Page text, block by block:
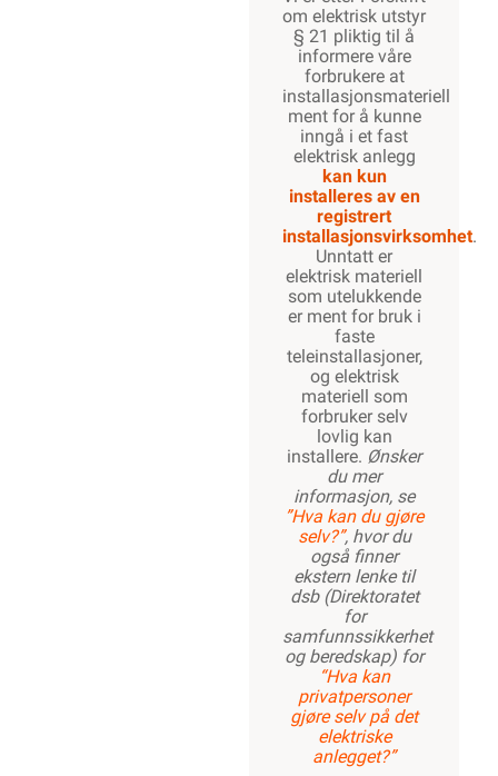
om elektrisk utstyr
§ 21 pliktig til å
informere våre
forbrukere at
installasjonsmateriell
ment for å kunne
inngå i et fast
elektrisk anlegg
kan kun
installeres av en
registrert
installasjonsvirksomhet.
Unntatt er
elektrisk materiell
som utelukkende
er ment for bruk i
faste
teleinstallasjoner,
og elektrisk
materiell som
forbruker selv
lovlig kan
installere. Ønsker
du mer
informasjon, se
”Hva kan du gjøre
selv?”, hvor du
også finner
ekstern lenke til
dsb (Direktoratet
for
samfunnssikkerhet
og beredskap) for
“Hva kan
privatpersoner
gjøre selv på det
elektriske
anlegget?”